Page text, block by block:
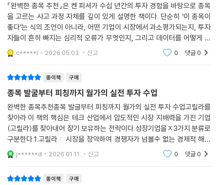
최준철 VIP자산운용 대표는 “펀드매니저로서 속내를 들킨 기분이 들 만큼
효과적인 투자 아이디어 설득법을 알려주는 책”, 홍진채 라쿤자산운용 대
표는 “아이디어 전달이라는 시장 참여의 마지막 관문을 다룬 희귀하고 소
중한 책”이라고 호평했다. 추천사를 쓴 윤지호 전 LS증권 리서치센터장은
리서치센터 재직 시절 원서를 ‘몰래’ 보며 큰 도움을 받았다면서 “숨기고
이건, 박성진, 정채진 권위자 3인이 책을 공역한 이유
“교실 속 투자 이론을 ‘돈 버는 기술’로 바꾼 책”
투자 전문 번역가 이건, 이언투자자문 대표 겸 CIO 박성진, 전문 투자자 정
채진이 2019년 《마이클 모부신 운과 실력의 성공 방정식》을 함께 번역한
이후 6년 만에 이 책을 선택한 이유가 무엇일까? 그동안 많은 투자자의 종
목 발표를 듣고 성공과 실패를 지켜보면서 종목 분석과 종목 발표가 서로
『완벽한 종목 추천』은 켄 피셔가 수십 년간의 투자 경험을 바탕으로 종목
을 고르는 사고 과정 자체를 깊이 있게 설명한 책이다. 단순히 ‘이 종목이
좋다’는 식의 조언이 아니라, 어떤 기업이 시장에서 과소평가되는지, 투자
자들이 흔히 빠지는 심리적 오류가 무엇인지, 그리고 데이터를 어떻게 해
석해야 하는지를 체계적으로 보여준다. 특히 피셔 특유의 역발상적 관점이
곳곳에서 드
c*****l 2026.05.03. 신고 0 댓글0
종이책 구매
종목 발굴부터 피칭까지 월가의 실전 투자 수업
완벽한 종목추천종목 발굴부터 피칭까지 월가의 실전 투자 수업고릴라를
찾아라.이 책의 핵심은 테크 산업에서 압도적인 시장 지배력을 가진 기업
(고릴라)를 찾아내어 장기 보유하는 전략이다.성장기업을ㅈ3가지 분류로
구분한다.1.고릴라 : 시장을 장악하여 경쟁자가 넘볼수 없는 경제적 해자
를 가진 1등 기업 (예: 마이크로소프트)2. 침팬지 : 고릴라에 도전하지만
2인자에 머무는
j******d 2026.01.11. 신고 0 댓글0
종이책 구매